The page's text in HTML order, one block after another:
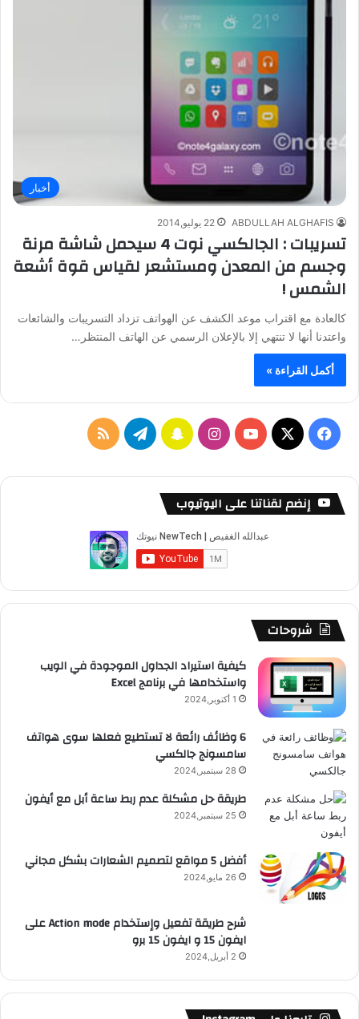
أخبار
ABDULLAH ALGHAFIS 22 يوليو,2014
تسريبات : الجالكسي نوت 4 سيحمل شاشة مرنة
وجسم من المعدن ومستشعر لقياس قوة أشعة
الشمس !
كالعادة مع اقتراب موعد الكشف عن الهواتف تزداد التسريبات والشائعات
واعتدنا أنها لا تنتهي إلا بالإعلان الرسمي عن الهاتف المنتظر…
أكمل القراءة »
س
ك
o
u
u
e
س
ت
ر
م
س
ا
ب
ت
ش
ت
ق
ر
ا
ص
ا
ل
و
إنضم لقناتنا على اليوتيوب
شروحات
كيفية استيراد الجداول الموجودة في الويب
واستخدامها في برنامج Excel
1 أكتوبر,2024
6 وظائف رائعة لا تستطيع فعلها سوى هواتف
سامسونج جالكسي
28 سبتمبر,2024
طريقة حل مشكلة عدم ربط ساعة أبل مع أيفون
25 سبتمبر,2024
أفضل 5 مواقع لتصميم الشعارات بشكل مجاني
26 مايو,2024
شرح طريقة تفعيل وإستخدام Action mode على
ايفون 15 و ايفون 15 برو
2 أبريل,2024